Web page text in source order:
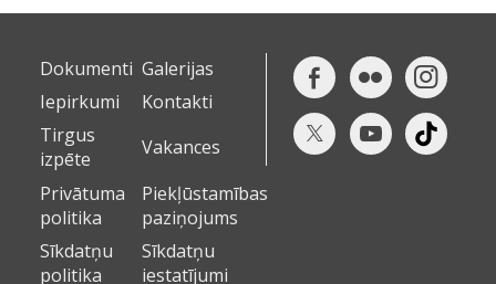
Dokumenti Galerijas
Iepirkumi
Kontakti
Tirgus
izpēte
Vakances
Privātuma
politika
Piekļūstamības
paziņojums
Sīkdatņu
politika
Sīkdatņu
iestatījumi